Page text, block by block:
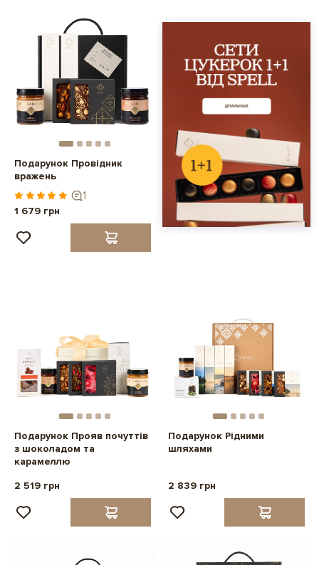
Подарунок Провідник
вражень
1
1 679 грн
Подарунок Прояв почуттів
з шоколадом та
карамеллю
2 519 грн
Подарунок Рідними
шляхами
2 839 грн